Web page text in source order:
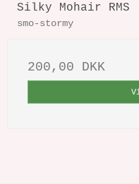
Silky Mohair RMS
smo-stormy
200,00 DKK